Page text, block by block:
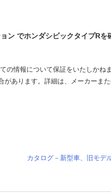
ン でホンダシビックタイプRを
の情報について保証をいたしかね
があります。詳細は、メーカーま
カタログ－新型車、旧モデ